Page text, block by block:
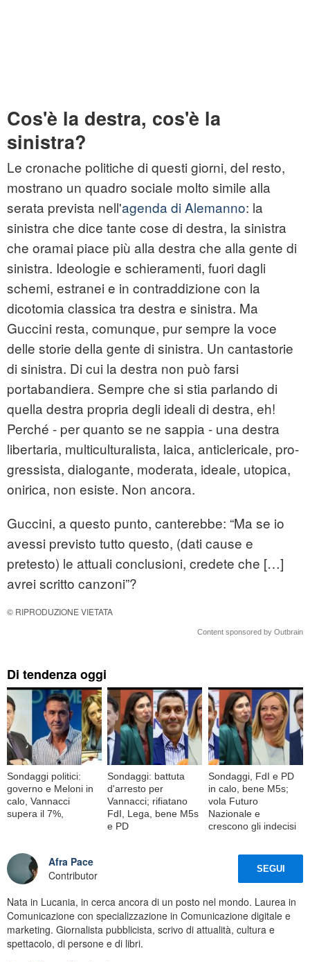
Cos'è la destra, cos'è la
sinistra?
Le cronache politiche di questi giorni, del resto,
mostrano un quadro sociale molto simile alla
serata prevista nell'agenda di Alemanno: la
sinistra che dice tante cose di destra, la sinistra
che oramai piace più alla destra che alla gente di
sinistra. Ideologie e schieramenti, fuori da­gli
schemi, estranei e in contraddizione con la
dicoto­mia classica tra destra e sini­stra. Ma
Guccini resta, comunque, pur sem­pre la voce
delle storie della gente di sinistra. Un cantastorie
di sinistra. Di cui la destra non può farsi
portabandiera. Sempre che si stia parlando di
quella de­stra propria degli ideali di destra, eh!
Perché - per quanto se ne sappia - una destra
libertaria, multicultura­­lista, laica, anticlericale, pro­
gressista, dialogante, modera­ta, ideale, utopica,
onirica, non esiste. Non ancora.
Guccini, a questo punto, canterebbe: “Ma se io
avessi previsto tutto questo, (dati cause e
pretesto) le attuali conclusioni, credete che […]
avrei scritto canzoni”?
© RIPRODUZIONE VIETATA
Content sponsored by Outbrain
Di tendenza oggi
Sondaggi politici:
governo e Meloni in
calo, Vannacci
supera il 7%,
Sondaggi: battuta
d'arresto per
Vannacci; rifiatano
FdI, Lega, bene M5s
e PD
Sondaggi, FdI e PD
in calo, bene M5s;
vola Futuro
Nazionale e
crescono gli indecisi
Afra Pace
Contributor
SEGUI
Nata in Lucania, in cerca ancora di un posto nel mondo. Laurea in
Comunicazione con specializzazione in Comunicazione digitale e
marketing. Giornalista pubblicista, scrivo di attualità, cultura e
spettacolo, di persone e di libri.